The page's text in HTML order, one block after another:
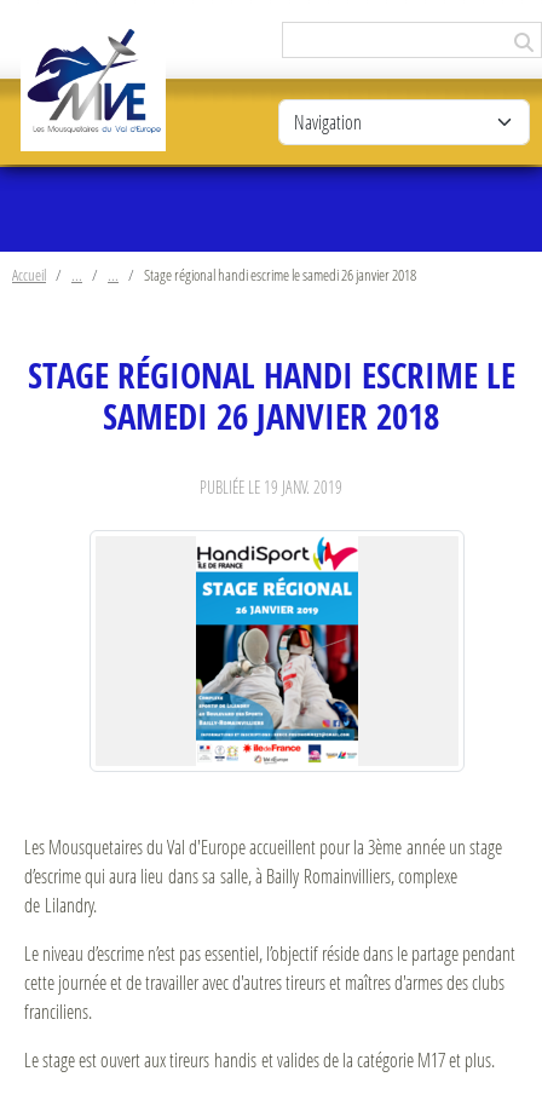
Accueil Stage régional handi escrime le samedi 26 janvier 2018
STAGE RÉGIONAL HANDI ESCRIME LE
SAMEDI 26 JANVIER 2018
PUBLIÉE LE 19 JANV. 2019
Les Mousquetaires du Val d'Europe accueillent pour la 3ème année un stage
d’escrime qui aura lieu dans sa salle, à Bailly Romainvilliers, complexe
de Lilandry.
Le niveau d’escrime n’est pas essentiel, l’objectif réside dans le partage pendant
cette journée et de travailler avec d'autres tireurs et maîtres d'armes des clubs
franciliens.
Le stage est ouvert aux tireurs handis et valides de la catégorie M17 et plus.